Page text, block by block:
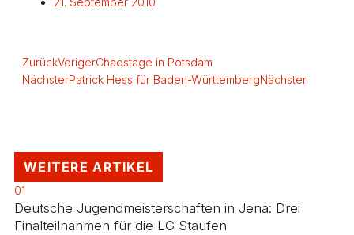
ZurückVorigerChaostage in Potsdam
NächsterPatrick Hess für Baden-WürttembergNächster
WEITERE ARTIKEL
01
Deutsche Jugendmeisterschaften in Jena: Drei
Finalteilnahmen für die LG Staufen